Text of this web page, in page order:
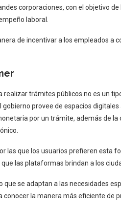
corporaciones, con el objetivo
laboral.
de incentivar a los empleados a
realizar trámites públicos no es un
provee de espacios
por un trámite, además de la
las que los usuarios prefieren esta
las plataformas brindan a los
se adaptan a las necesidades
la manera más eficiente de